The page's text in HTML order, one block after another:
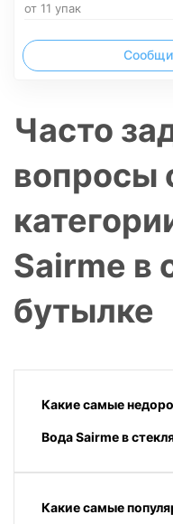
от 11 упак
Часто
вопросы
Sairme в
бутылке
Какие самые
Вода Sairme в
Какие самые